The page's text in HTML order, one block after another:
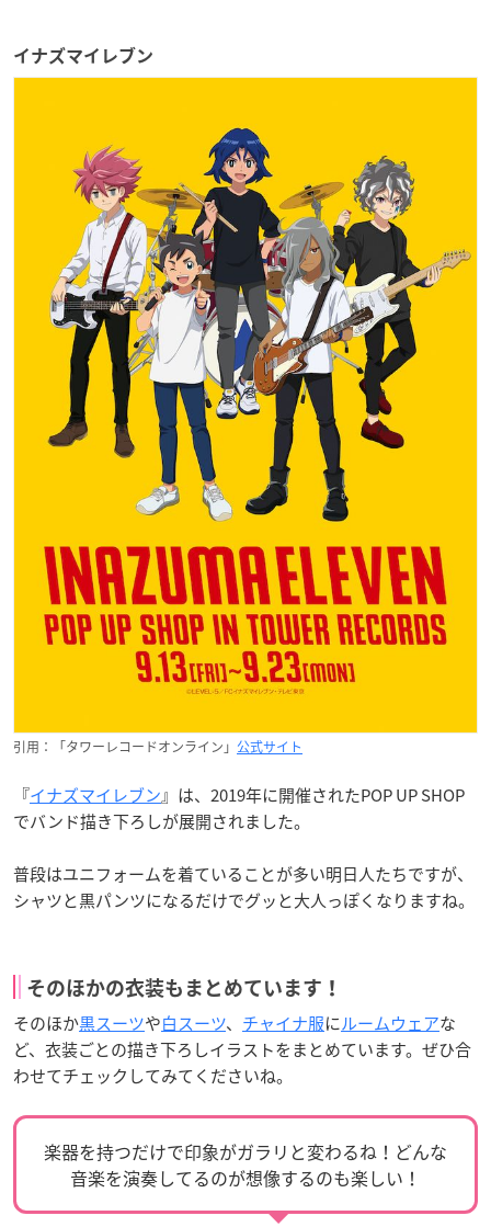
イナズマイレブン
引用：「タワーレコードオンライン」 公式サイト
『イナズマイレブン』は、2019年に開催されたPOP UP SHOP
でバンド描き下ろしが展開されました。
普段はユニフォームを着ていることが多い明日人たちですが、
シャツと黒パンツになるだけでグッと大人っぽくなりますね。
そのほかの衣装もまとめています！
そのほか黒スーツや白スーツ、 チャイナ服にルームウェアな
ど、衣装ごとの描き下ろしイラストをまとめています。ぜひ合
わせてチェックしてみてくださいね。
楽器を持つだけで印象がガラリと変わるね！どんな
音楽を演奏してるのが想像するのも楽しい！